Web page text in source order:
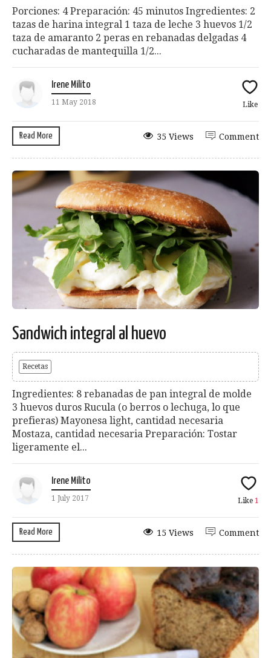
Porciones: 4 Preparación: 45 minutos Ingredientes: 2
tazas de harina integral 1 taza de leche 3 huevos 1/2
taza de amaranto 2 peras en rebanadas delgadas 4
cucharadas de mantequilla 1/2...
Irene Milito
11 May 2018 Like
Read More Comment
35 Views
Sandwich integral al huevo
Recetas
Ingredientes: 8 rebanadas de pan integral de molde
3 huevos duros Rucula (o berros o lechuga, lo que
prefieras) Mayonesa light, cantidad necesaria
Mostaza, cantidad necesaria Preparación: Tostar
ligeramente el...
Irene Milito
1 July 2017 Like 1
Read More Comment
15 Views